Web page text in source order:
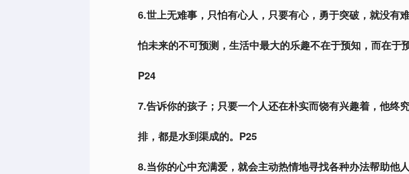
6.世上无难事，只怕有心人，只要有心，勇于突破，就没有
怕未来的不可预测，生活中最大的乐趣不在于预知，而在于
P24
7.告诉你的孩子；只要一个人还在朴实而饶有兴趣着，他终
排，都是水到渠成的。P25
8.当你的心中充满爱，就会主动热情地寻找各种办法帮助他